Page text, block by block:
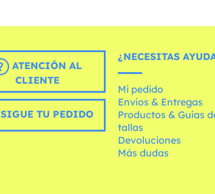
ATENCIÓN AL
CLIENTE
SIGUE TU PEDIDO
¿NECESITAS
Mi pedido
Envíos & Entregas
Productos & Guías
tallas
Devoluciones
Más dudas